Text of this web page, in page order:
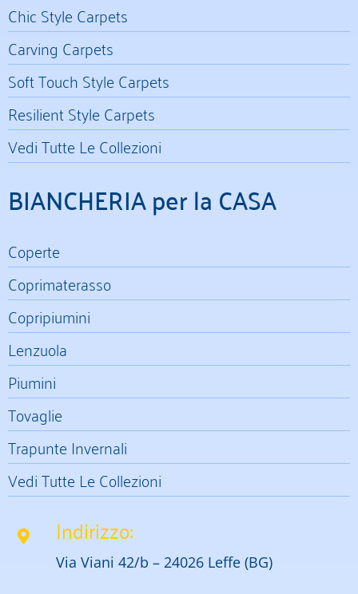
Chic Style Carpets
Carving Carpets
Soft Touch Style Carpets
Resilient Style Carpets
Vedi Tutte Le Collezioni
BIANCHERIA per la CASA
Coperte
Coprimaterasso
Copripiumini
Lenzuola
Piumini
Tovaglie
Trapunte Invernali
Vedi Tutte Le Collezioni
Indirizzo:
Via Viani 42/b – 24026 Leffe (BG)